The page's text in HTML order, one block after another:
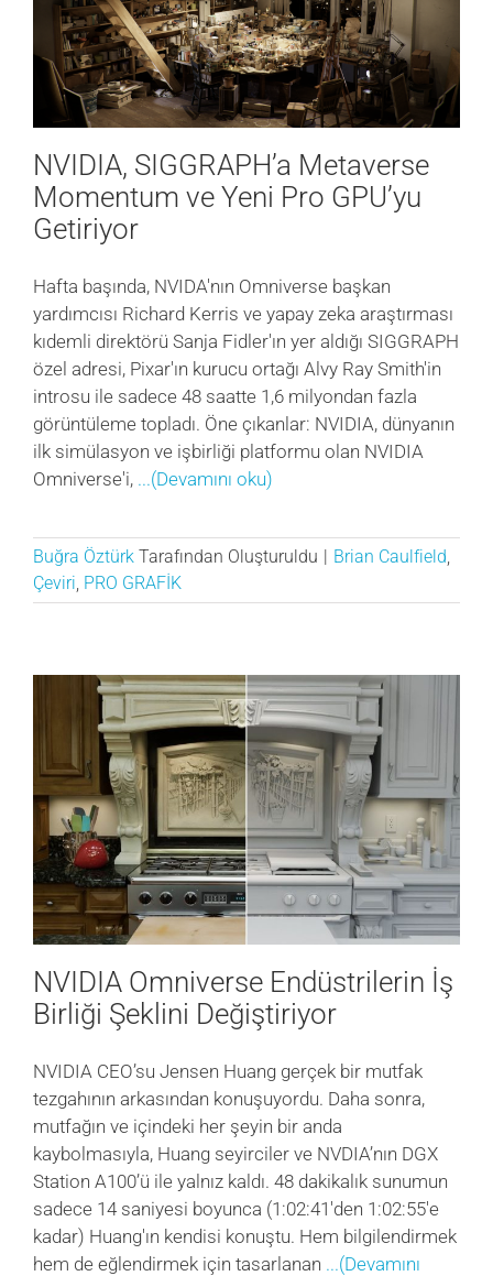
NVIDIA, SIGGRAPH’a Metaverse
Momentum ve Yeni Pro GPU’yu
Getiriyor
Hafta başında, NVIDA'nın Omniverse başkan
yardımcısı Richard Kerris ve yapay zeka araştırması
kıdemli direktörü Sanja Fidler'ın yer aldığı SIGGRAPH
özel adresi, Pixar'ın kurucu ortağı Alvy Ray Smith'in
introsu ile sadece 48 saatte 1,6 milyondan fazla
görüntüleme topladı. Öne çıkanlar: NVIDIA, dünyanın
ilk simülasyon ve işbirliği platformu olan NVIDIA
Omniverse'i, ...(Devamını oku)
Buğra ÖztürkTarafından Oluşturuldu Brian Caulfield,
Çeviri, PRO GRAFİK
NVIDIA Omniverse Endüstrilerin İş
Birliği Şeklini Değiştiriyor
NVIDIA CEO’su Jensen Huang gerçek bir mutfak
tezgahının arkasından konuşuyordu. Daha sonra,
mutfağın ve içindeki her şeyin bir anda
kaybolmasıyla, Huang seyirciler ve NVDIA’nın DGX
Station A100’ü ile yalnız kaldı. 48 dakikalık sunumun
sadece 14 saniyesi boyunca (1:02:41'den 1:02:55'e
kadar) Huang'ın kendisi konuştu. Hem bilgilendirmek
hem de eğlendirmek için tasarlanan ...(Devamını